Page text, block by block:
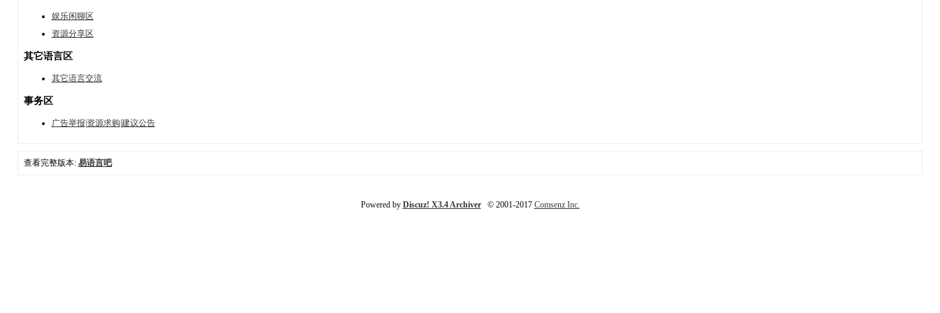
娱乐闲聊区
资源分享区
其它语言区
其它语言交流
事务区
广告举报|资源求购|建议公告
查看完整版本: 易语言吧
Powered by Discuz! X3.4 Archiver© 2001-2017 Comsenz Inc.